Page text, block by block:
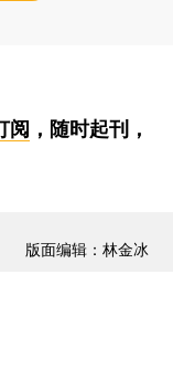
阅 ，随时起刊，
版面编辑：林金冰